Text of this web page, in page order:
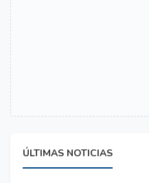
ÚLTIMAS NOTICIAS